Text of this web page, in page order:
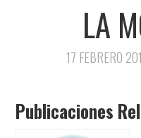
MIS VIAJES
LA
17 FEBRERO
Publicaciones